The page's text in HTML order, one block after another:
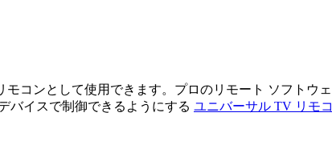
コンとして使用できます。プロのリモート ソフトウ
バイスで制御できるようにする ユニバーサル TV リモ